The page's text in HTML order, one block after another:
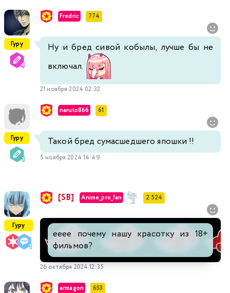
Гуру
Fredric 774
Ну и бред сивой кобылы, лучше бы не
включал.
21 ноября 2024 02:32
Гуру
naruto866 61
Такой бред сумасшедшего япошки !!
5 ноября 2024 14:49
Гуру
[SB] Anime_pro_fan 2 524
ееее почему нашу красотку из 18+
фильмов?
26 октября 2024 12:35
armagon 653